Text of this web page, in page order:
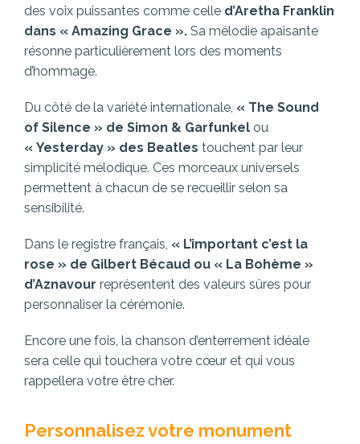
des voix puissantes comme celle d’Aretha Franklin
dans « Amazing Grace ». Sa mélodie apaisante
résonne particulièrement lors des moments
d’hommage.
Du côté de la variété internationale, « The Sound
of Silence » de Simon & Garfunkel ou
« Yesterday » des Beatles touchent par leur
simplicité mélodique. Ces morceaux universels
permettent à chacun de se recueillir selon sa
sensibilité.
Dans le registre français, « L’important c’est la
rose » de Gilbert Bécaud ou « La Bohème »
d’Aznavour représentent des valeurs sûres pour
personnaliser la cérémonie.
Encore une fois, la chanson d’enterrement idéale
sera celle qui touchera votre cœur et qui vous
rappellera votre être cher.
Personnalisez votre monument